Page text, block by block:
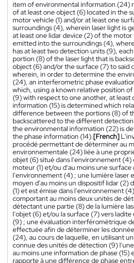
item of environmental information (24)
of at least one object (6) located in the
motor vehicle (1) and/or at least one
surroundings (4), wherein laser light is
at least one lidar device (2) of the motor
emitted into the surroundings (4),
has at least two detection units (9),
portion (8) of the laser light that is
object (6) and/or the surface (7) to said
wherein, in order to determine the
(24), an interferometric phase
which, using a known relative position
(9) with respect to one another, at least
information (15) is determined which
difference between the portions (8) of
backscattered to the different
the environmental information (22) is
the phase information (14).[French]
procédé permettant de déterminer au
environnementale (24) liée à une
objet (6) situé dans l'environnement (4)
moteur (1) et/ou d'au moins une surface
l'environnement (4) ; une lumière laser
moyen d'au moins un dispositif lidar (2)
(1) et est émise dans l'environnement
comportant au moins deux unités de
détectant une partie (8) de la lumière
l'objet (6) et/ou la surface (7) vers
(9) ; une évaluation interférométrique
effectuée afin de déterminer les
(24), au cours de laquelle, en utilisant
connue des unités de détection (9)
au moins une information de phase (15)
rapporte à une différence de phase